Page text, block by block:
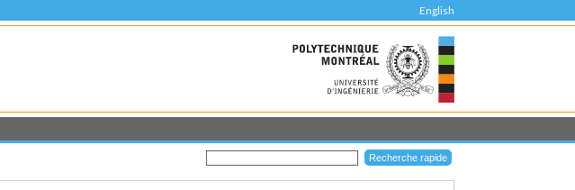
English